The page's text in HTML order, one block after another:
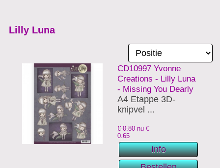
Lilly Luna
CD10997 Yvonne
Creations - Lilly Luna
- Missing You Dearly
A4 Etappe 3D-
knipvel ...
€ 0.80 nu €
0.65